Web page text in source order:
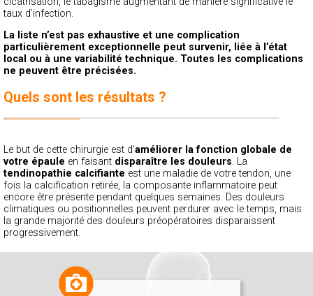
taux d’infection.
La liste n’est pas exhaustive et une complication
particulièrement exceptionnelle peut survenir, liée à l’état
local ou à une variabilité technique. Toutes les complications
ne peuvent être précisées.
Quels sont les résultats ?
Le but de cette chirurgie est d’améliorer la fonction globale de
votre épaule en faisant disparaître les douleurs. La
tendinopathie calcifiante est une maladie de votre tendon, une
fois la calcification retirée, la composante inflammatoire peut
encore être présente pendant quelques semaines. Des douleurs
climatiques ou positionnelles peuvent perdurer avec le temps, mais
la grande majorité des douleurs préopératoires disparaissent
progressivement.